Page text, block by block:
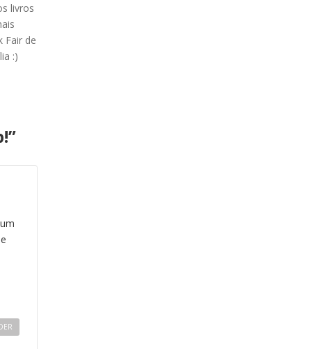
livros
Fair de
:)
”